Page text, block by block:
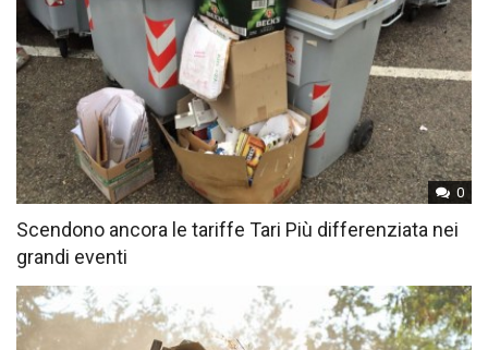
0
Scendono ancora le tariffe Tari Più differenziata nei
grandi eventi